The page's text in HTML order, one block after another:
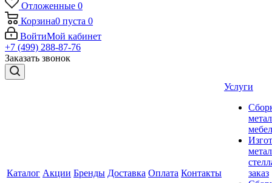
Отложенные 0
Корзина0 пуста 0
ВойтиМой кабинет
+7 (499) 288-87-76
Заказать звонок
Каталог Акции Бренды Доставка Оплата Контакты
Услуги
заказ